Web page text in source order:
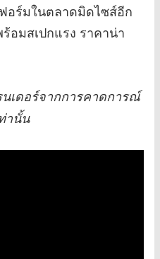
ร์มในตลาดมิดไซส์อีก
อมสเปกแรง ราคาน่า
เดอร์จากการคาดการณ์
านั้น